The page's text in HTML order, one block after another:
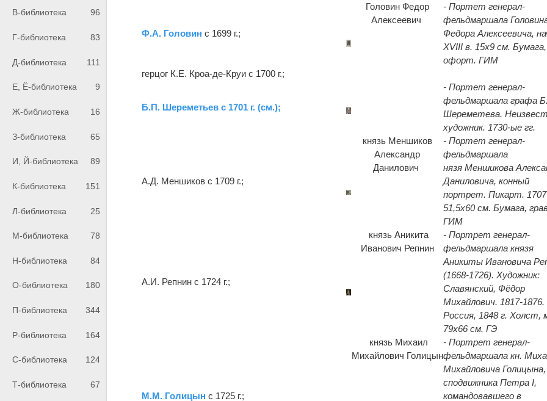
В-библиотека 96
Г-библиотека 83
Д-библиотека 111
Е, Ё-библиотека 9
Ж-библиотека 16
З-библиотека 65
И, Й-библиотека 89
К-библиотека 151
Л-библиотека 25
М-библиотека 78
Н-библиотека 84
О-библиотека 180
П-библиотека 344
Р-библиотека 164
С-библиотека 124
Т-библиотека 67
Ф.А. Головин с 1699 г.;
Головин Федор
Алексеевич
- Портет генерал-
фельдмаршала
Федора Алексеевича,
XVIII в. 15х9 см. Бумага,
офорт. ГИМ
герцог К.Е. Кроа-де-Круи с 1700 г.;
Б.П. Шереметьев с 1701 г. (см.);
- Портет генерал-
фельдмаршала графа
Шереметева.
художник. 1730-ые гг.
А.Д. Меншиков с 1709 г.;
князь Меншиков
Александр
Данилович
- Портет генерал-
фельдмаршала
нязя Меншикова
Даниловича, конный
портрет. Пикарт. 1707
51,5х60 см. Бумага,
ГИМ
А.И. Репнин с 1724 г.;
князь Аникита
Иванович Репнин
- Портрет генерал-
фельдмаршала князя
Аникиты Ивановича
(1668-1726). Художник:
Славянский, Фёдор
Михайлович. 1817-1876.
Россия, 1848 г. Холст,
79х66 см. ГЭ
М.М. Голицын с 1725 г.;
князь Михаил
Михайлович Голицын
- Портрет генерал-
фельдмаршала кн.
Михайловича Голицына,
сподвижника Петра I,
командовавшего в